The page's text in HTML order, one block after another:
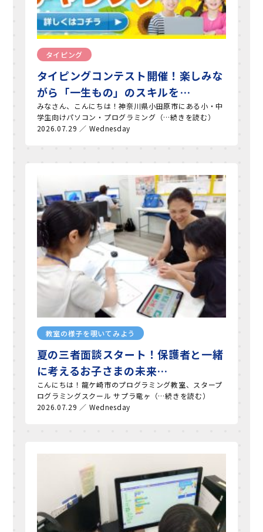
タイピング
タイピングコンテスト開催！楽しみな
がら「一生もの」のスキルを…
みなさん、こんにちは！神奈川県小田原市にある小・中
学生向けパソコン・プログラミング（…続きを読む）
2026.07.29 ／ Wednesday
教室の様子を覗いてみよう
夏の三者面談スタート！保護者と一緒
に考えるお子さまの未来…
こんにちは！龍ケ崎市のプログラミング教室、スタープ
ログラミングスクール サプラ竜ヶ（…続きを読む）
2026.07.29 ／ Wednesday